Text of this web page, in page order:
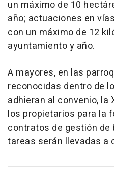
un máximo de 10
año; actuaciones en
con un máximo de 12
ayuntamiento y año.
A mayores, en las
reconocidas dentro de
adhieran al convenio,
los propietarios para la
contratos de gestión de
tareas serán llevadas a